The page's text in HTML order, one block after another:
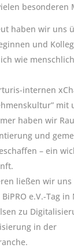
besonderen
haben wir uns
und
wie
internen
mit
haben wir
und
– ein
ließen wir
e.V.-Tag in
zu
in der